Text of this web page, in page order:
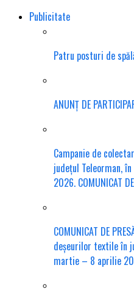
Publicitate
Patru posturi de
ANUNȚ DE
Campanie de
județul Teleorman,
2026. COMUNICAT
COMUNICAT DE
deșeurilor textile în
martie – 8 aprilie